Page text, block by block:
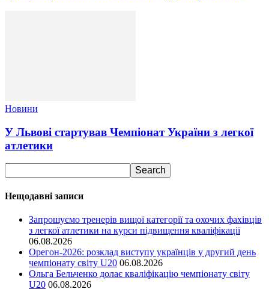
Новини
У Львові стартував Чемпіонат України з легкої
атлетики
Нещодавні записи
Запрошуємо тренерів вищої категорії та охочих фахівців
з легкої атлетики на курси підвищення кваліфікації
06.08.2026
Орегон-2026: розклад виступу українців у другий день
чемпіонату світу U20 06.08.2026
Ольга Бельченко долає кваліфікацію чемпіонату світу
U20 06.08.2026